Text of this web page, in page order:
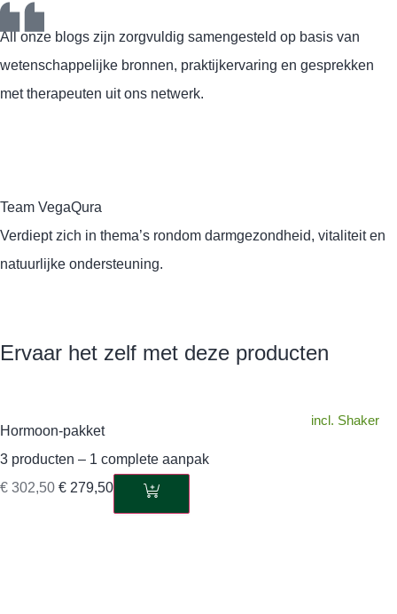
All onze blogs zijn zorgvuldig samengesteld op basis van
wetenschappelijke bronnen, praktijkervaring en gesprekken
met therapeuten uit ons netwerk.
Team VegaQura
Verdiept zich in thema’s rondom darmgezondheid, vitaliteit en
natuurlijke ondersteuning.
Ervaar het zelf met deze producten
incl. Shaker
Hormoon-pakket
3 producten – 1 complete aanpak
€ 302,50 € 279,50